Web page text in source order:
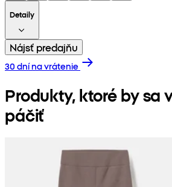
Detaily
Nájsť predajňu
30 dní na vrátenie
Produkty, ktoré by sa
páčiť